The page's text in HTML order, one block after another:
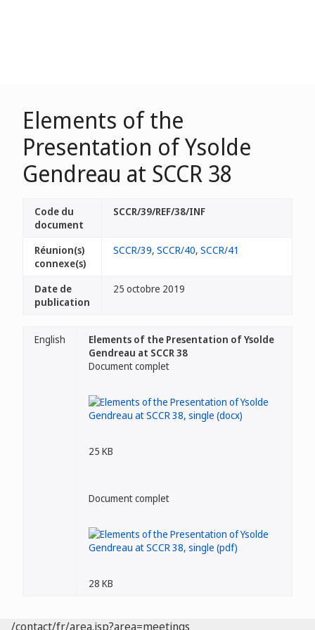
Elements of the
Presentation of Ysolde
Gendreau at SCCR 38
Code du
document
SCCR/39/REF/38/INF
Réunion(s)
connexe(s)
SCCR/39, SCCR/40, SCCR/41
Date de
publication
25 octobre 2019
English
Elements of the Presentation of Ysolde
Gendreau at SCCR 38
Document complet
25 KB
Document complet
28 KB
/contact/fr/area.jsp?area=meetings